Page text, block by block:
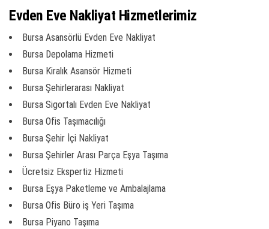
Evden Eve Nakliyat Hizmetlerimiz
Bursa Asansörlü Evden Eve Nakliyat
Bursa Depolama Hizmeti
Bursa Kiralık Asansör Hizmeti
Bursa Şehirlerarası Nakliyat
Bursa Sigortalı Evden Eve Nakliyat
Bursa Ofis Taşımacılığı
Bursa Şehir İçi Nakliyat
Bursa Şehirler Arası Parça Eşya Taşıma
Ücretsiz Ekspertiz Hizmeti
Bursa Eşya Paketleme ve Ambalajlama
Bursa Ofis Büro iş Yeri Taşıma
Bursa Piyano Taşıma